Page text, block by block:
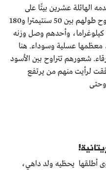
الهائلة عشرين بيتًا على
رؤوس أهلها. عاديون جدا أهلها. يتراوح طولهم بين 50 سنتيمترا و180
سنتيمترًا. وزنهم بين 5 كيلوغرام و75 كيلوغراما، وأحدهم وصل وزنه
معظمها عسلية وسوداء. هنا
شعورهم تتراوح بين الأسود
لرأيت منهم من يرتفع
أطلقها يحظيه ولد داهي،